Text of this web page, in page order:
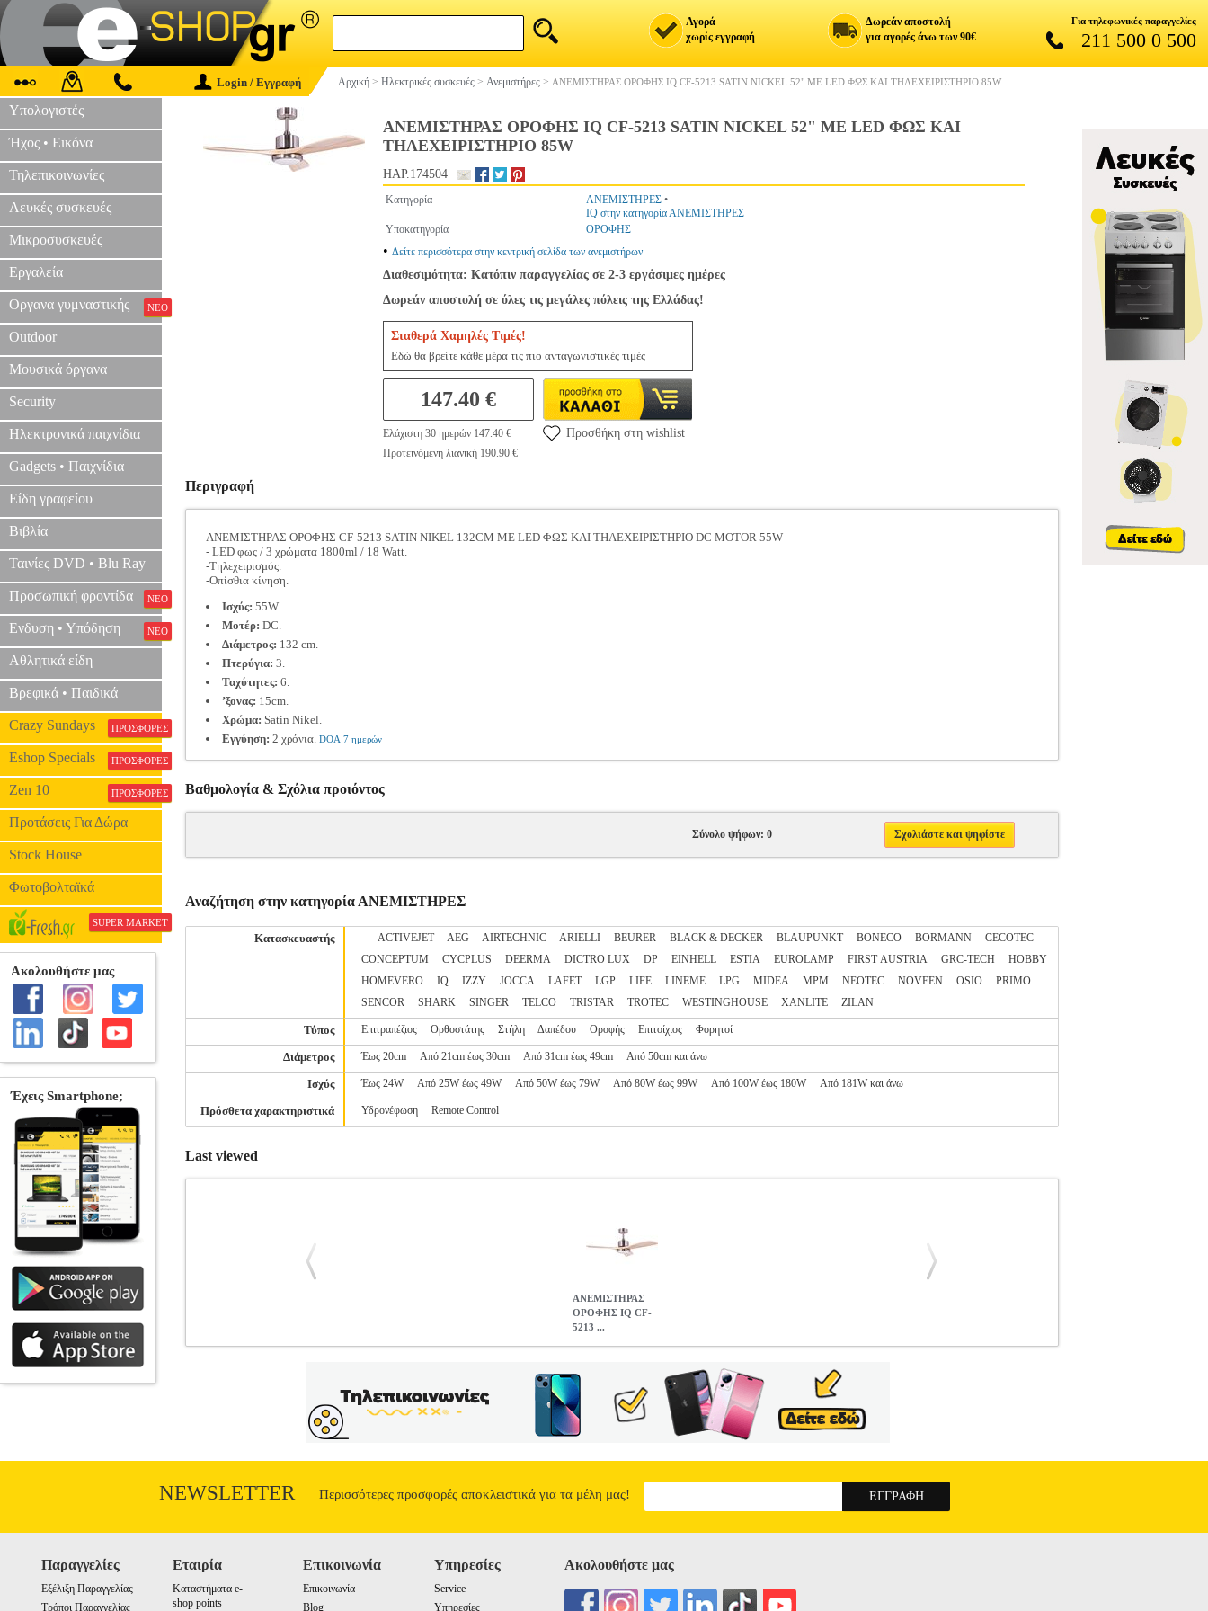
Αγορά
χωρίς εγγραφή
Δωρεάν αποστολή
για αγορές άνω των 90€
Για τηλεφωνικές παραγγελίες
211 500 0 500
Login / Εγγραφή Αρχική > Ηλεκτρικές συσκευές > Ανεμιστήρες > ΑΝΕΜΙΣΤΗΡΑΣ ΟΡΟΦΗΣ IQ CF-5213 SATIN NICKEL 52" ΜΕ LED ΦΩΣ ΚΑΙ ΤΗΛΕΧΕΙΡΙΣΤΗΡΙΟ 85W
Υπολογιστές
Ήχος • Εικόνα
Τηλεπικοινωνίες
Λευκές συσκευές
Μικροσυσκευές
Εργαλεία
Οργανα γυμναστικής ΝΕΟ
Outdoor
Μουσικά όργανα
Security
Ηλεκτρονικά παιχνίδια
Gadgets • Παιχνίδια
Είδη γραφείου
Βιβλία
Ταινίες DVD • Blu Ray
Προσωπική φροντίδα ΝΕΟ
Ενδυση • Υπόδηση ΝΕΟ
Αθλητικά είδη
Βρεφικά • Παιδικά
Crazy Sundays ΠΡΟΣΦΟΡΕΣ
Eshop Specials ΠΡΟΣΦΟΡΕΣ
Zen 10 ΠΡΟΣΦΟΡΕΣ
Προτάσεις Για Δώρα
Stock House
Φωτοβολταϊκά
SUPER MARKET
ΑΝΕΜΙΣΤΗΡΑΣ ΟΡΟΦΗΣ IQ CF-5213 SATIN NICKEL 52" ΜΕ LED ΦΩΣ ΚΑΙ
ΤΗΛΕΧΕΙΡΙΣΤΗΡΙΟ 85W
HAP.174504
Κατηγορία ΑΝΕΜΙΣΤΗΡΕΣ •
IQ στην κατηγορία ΑΝΕΜΙΣΤΗΡΕΣ
Υποκατηγορία
ΟΡΟΦΗΣ
• Δείτε περισσότερα στην κεντρική σελίδα των ανεμιστήρων
Διαθεσιμότητα: Κατόπιν παραγγελίας σε 2-3 εργάσιμες ημέρες
Δωρεάν αποστολή σε όλες τις μεγάλες πόλεις της Ελλάδας!
Σταθερά Χαμηλές Τιμές!
Εδώ θα βρείτε κάθε μέρα τις πιο ανταγωνιστικές τιμές
147.40 €
Ελάχιστη 30 ημερών 147.40 €
Προτεινόμενη λιανική 190.90 €
Προσθήκη στη wishlist
Περιγραφή
ΑΝΕΜΙΣΤΗΡΑΣ ΟΡΟΦΗΣ CF-5213 SATIN NIKEL 132CM ΜΕ LED ΦΩΣ ΚΑΙ ΤΗΛΕΧΕΙΡΙΣΤΗΡΙΟ DC MOTOR 55W
- LED φως / 3 χρώματα 1800ml / 18 Watt.
-Τηλεχειρισμός.
-Οπίσθια κίνηση.
Ισχύς: 55W.
Μοτέρ: DC.
Διάμετρος: 132 cm.
Πτερύγια: 3.
Ταχύτητες: 6.
’ξονας: 15cm.
Χρώμα: Satin Nikel.
Εγγύηση: 2 χρόνια. DOA 7 ημερών
Βαθμολογία & Σχόλια προιόντος
Σύνολο ψήφων: 0 Σχολιάστε και ψηφίστε
Αναζήτηση στην κατηγορία ΑΝΕΜΙΣΤΗΡΕΣ
Κατασκευαστής - ACTIVEJET AEG AIRTECHNIC ARIELLI BEURER BLACK & DECKER BLAUPUNKT BONECO BORMANN
CECOTEC
CONCEPTUM
CYCPLUS DEERMA DICTRO LUX DP EINHELL ESTIA EUROLAMP FIRST AUSTRIA GRC-TECH
HOBBY
HOMEVERO
IQ IZZY JOCCA LAFET LGP LIFE LINEME LPG MIDEA MPM NEOTEC NOVEEN OSIO
PRIMO
SENCOR
SHARK SINGER TELCO TRISTAR TROTEC WESTINGHOUSE XANLITE ZILAN
Τύπος Επιτραπέζιος Ορθοστάτης Στήλη Δαπέδου Οροφής Επιτοίχιος Φορητοί
Διάμετρος Έως 20cm Από 21cm έως 30cm Από 31cm έως 49cm Από 50cm και άνω
Ισχύς Έως 24W Από 25W έως 49W Από 50W έως 79W Από 80W έως 99W Από 100W έως 180W Από 181W και άνω
Πρόσθετα χαρακτηριστικά Υδρονέφωση Remote Control
Last viewed
ΑΝΕΜΙΣΤΗΡΑΣ
ΟΡΟΦΗΣ IQ CF-
5213 ...
Κατηγορία: ΑΝΕΜΙΣΤΗΡΕΣ •IQ στην κατηγορία ΑΝΕΜΙΣΤΗΡΕΣ ΑΝΕΜΙΣΤΗΡΑΣ ΟΡΟΦΗΣ CF-5213 SATIN NIKEL 132CM ΜΕ LED
ΦΩΣ ΚΑΙ ΤΗΛΕΧΕΙΡΙΣΤΗΡΙΟ DC MOTOR 55W - LED φως / 3 χρώματα 1800ml / 18 Watt. -Τηλεχειρισμός. -Οπίσθια κίνηση. • Ισχύς: 55W. • Μοτέρ: DC. •
Διάμετρος: 132 cm. • Πτερύγια: 3. • Ταχύτητες: 6. • ’ξονας: 15cm. • Χρώμα: Satin Nikel. • Εγγύηση: 2 χρόνια. DOA 7 ημερών
CF-5213 SATIN NICKEL 52" ΜΕ LED ΦΩΣ ΚΑΙ ΤΗΛΕΧΕΙΡΙΣΤΗΡΙΟ 85W
NEWSLETTER Περισσότερες προσφορές αποκλειστικά για τα μέλη μας!
Παραγγελίες
Εξέλιξη Παραγγελίας
Τρόποι Παραγγελίας
Εταιρία
Καταστήματα e-
shop points
Επικοινωνία
Επικοινωνία
Blog
Υπηρεσίες
Service
Υπηρεσίες
Ακολουθήστε μας